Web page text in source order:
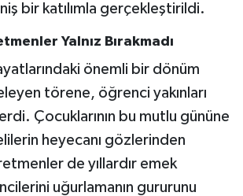
bir katılımla gerçekleştirildi.
Yalnız Bırakmadı
önemli bir dönüm
törene, öğrenci yakınları
Çocuklarının bu mutlu gününe
heyecanı gözlerinden
de yıllardır emek
uğurlamanın gururunu